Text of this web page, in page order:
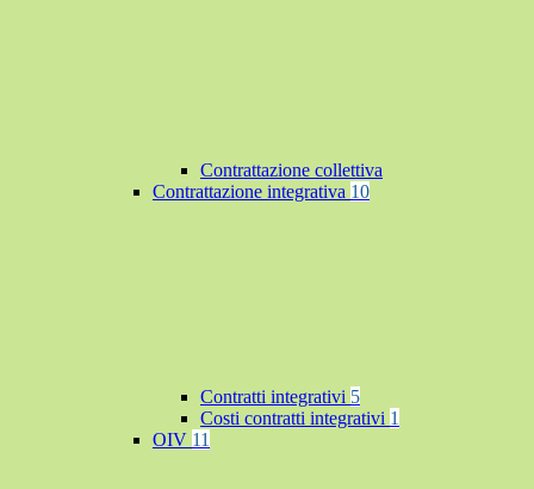
Contrattazione collettiva
Contrattazione integrativa 10
Contratti integrativi 5
Costi contratti integrativi 1
OIV 11